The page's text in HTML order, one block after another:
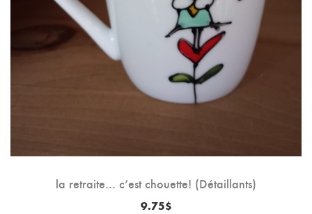
la retraite… c’est chouette! (Détaillants)
9.75$